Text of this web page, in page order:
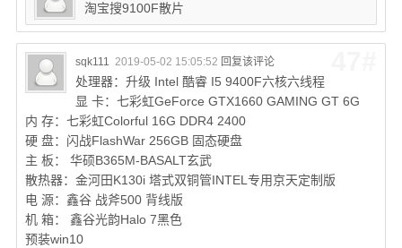
淘宝搜9100F散片
sqk111 2019-05-02 15:05:52 回复该评论
处理器：升级 Intel 酷睿 I5 9400F六核六线程
显 卡：七彩虹GeForce GTX1660 GAMING GT 6G
内 存：七彩虹Colorful 16G DDR4 2400
硬 盘：闪战FlashWar 256GB 固态硬盘
主 板： 华硕B365M-BASALT玄武
散热器：金河田K130i 塔式双铜管INTEL专用京天定制版
电 源：鑫谷 战斧500 背线版
机 箱： 鑫谷光韵Halo 7黑色
预装win10